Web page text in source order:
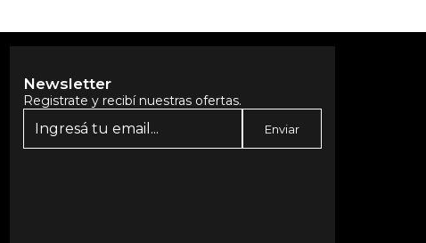
Newsletter
Registrate y recibí nuestras ofertas.